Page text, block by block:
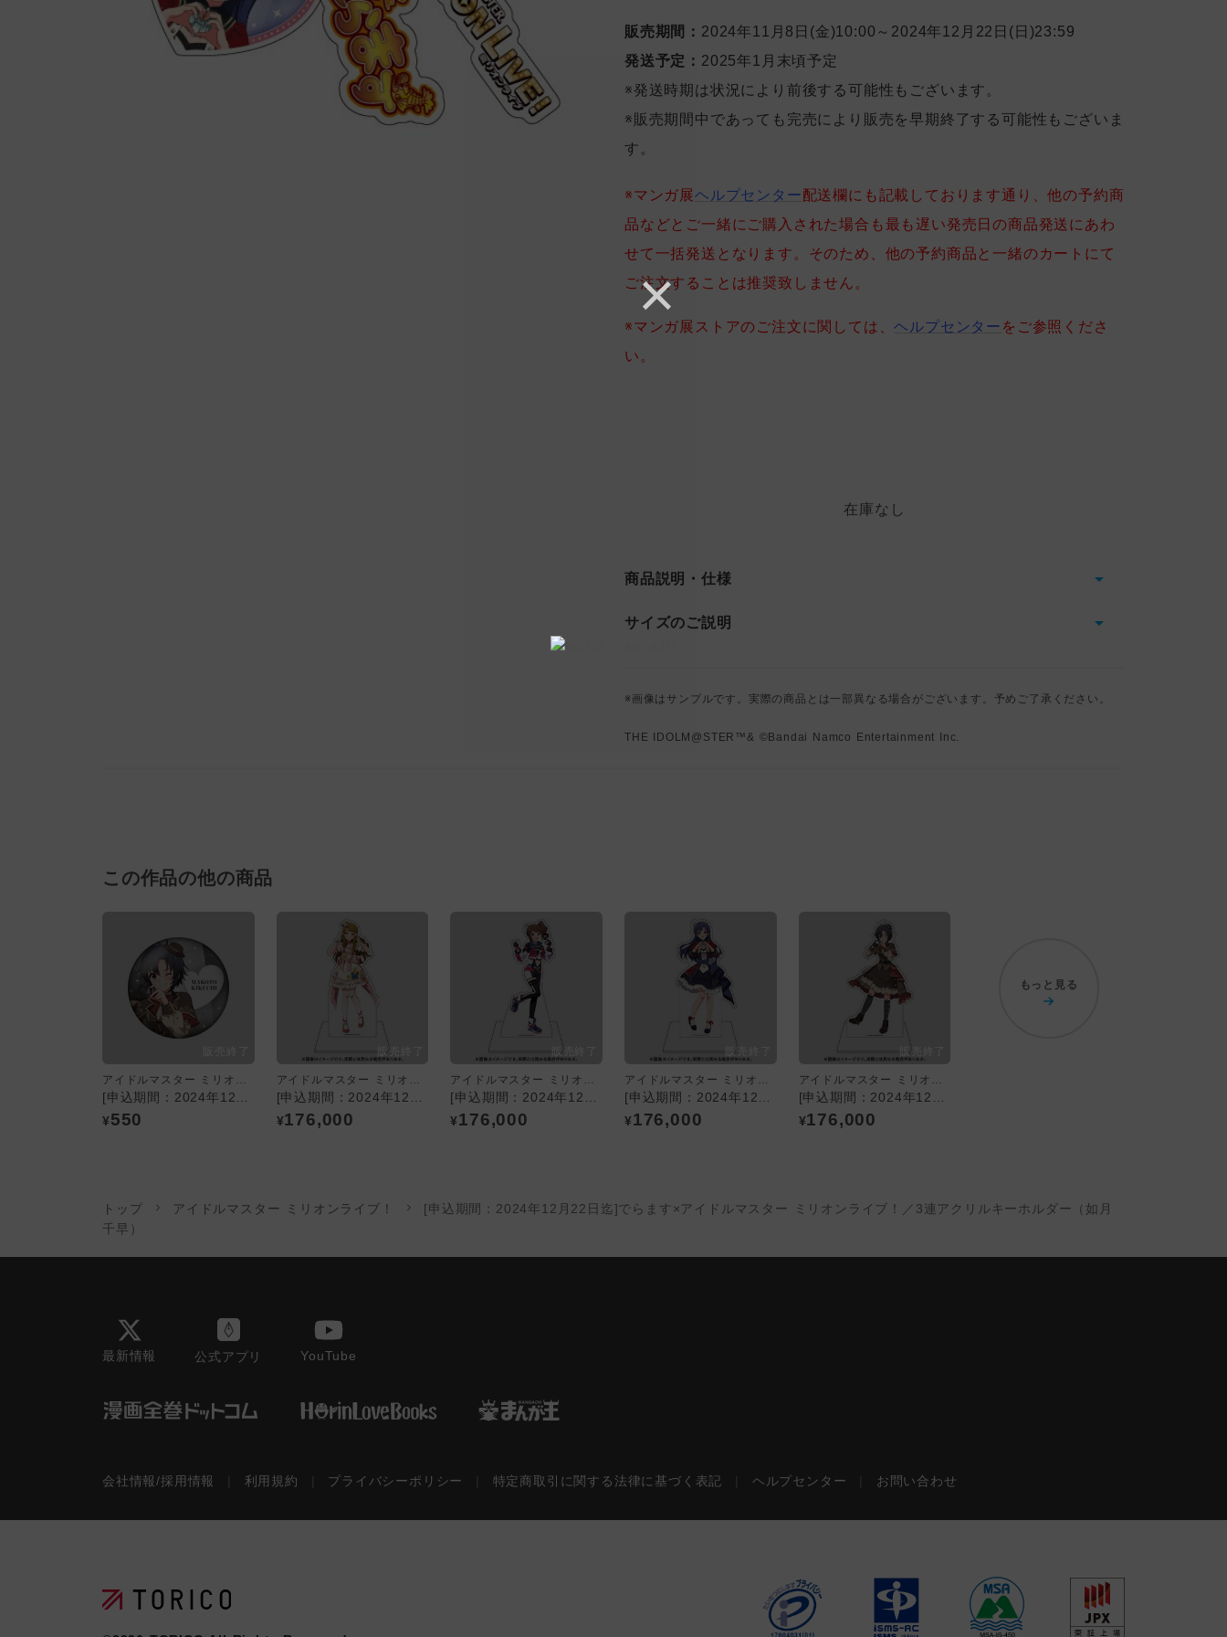
販売期間： 2024年11月8日(金)10:00～2024年12月22日(日)23:59
発送予定： 2025年1月末頃予定
※発送時期は状況により前後する可能性もございます。
※販売期間中であっても完売により販売を早期終了する可能性もございま
す。
※マンガ展ヘルプセンター配送欄にも記載しております通り、他の予約商
品などとご一緒にご購入された場合も最も遅い発売日の商品発送にあわ
せて一括発送となります。そのため、他の予約商品と一緒のカートにて
ご注文することは推奨致しません。
※マンガ展ストアのご注文に関しては、ヘルプセンター をご参照くださ
い。
在庫なし
商品説明・仕様
サイズのご説明
※画像はサンプルです。実際の商品とは一部異なる場合がございます。予めご了承ください。
THE IDOLM@STER™& ©Bandai Namco Entertainment Inc.
この作品の他の商品
アイドルマスター ミリオンライブ！
¥550
アイドルマスター ミリオンライブ！
¥176,000
アイドルマスター ミリオンライブ！
¥176,000
アイドルマスター ミリオンライブ！
¥176,000
アイドルマスター ミリオンライブ！
¥176,000
もっと見る
トップ アイドルマスター ミリオンライブ！
[申込期間：2024年12月22日迄]でらます×アイドルマスター ミリオンライブ！／3連アクリルキーホルダー（如月
千早）
最新情報 公式アプリ YouTube
会社情報/採用情報 利用規約 プライバシーポリシー 特定商取引に関する法律に基づく表記 ヘルプセンター お問い合わせ